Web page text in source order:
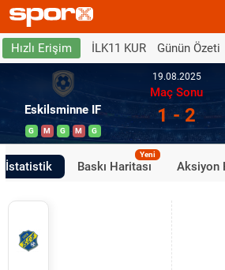
Hızlı Erişim İLK11 KUR Günün Özeti
Eskilsminne IF
G M G M G
19.08.2025
Maç Sonu
1 - 2
İstatistik Baskı Haritası
Yeni
Aksiyon